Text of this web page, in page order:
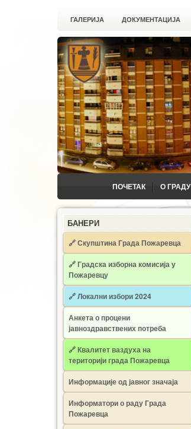
ГАЛЕРИЈА ДОКУМЕНТАЦИЈА
ПОЧЕТАК О ГРАДУ
БАНЕРИ
🔗 Скупштина Града Пожаревца
🔗Градска изборна комисија у
Пожаревцу
🔗 Локални избори 2024
Анкета о процени
јавноздравствених потреба
🔗 Квалитет ваздуха на
територији града Пожаревца
Информације од јавног значаја
Информатори о раду Града
Пожаревца